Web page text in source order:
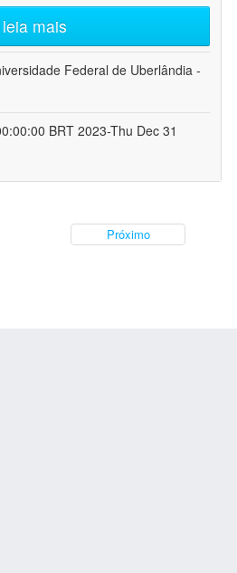
leia mais
Federal de Uberlândia -
BRT 2023-Thu Dec 31
Próximo